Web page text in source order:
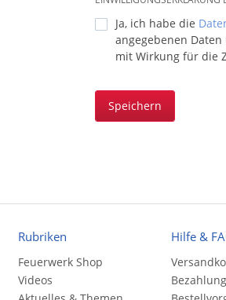
Ja, ich habe die
angegebenen
mit Wirkung für die
Speichern
Rubriken
Feuerwerk Shop
Videos
Hilfe &